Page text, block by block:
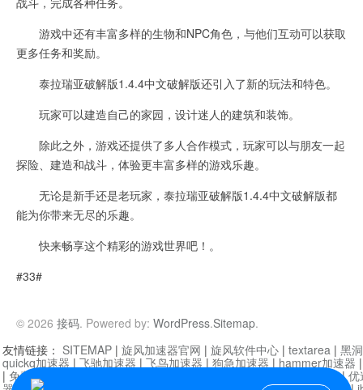
游戏中还有丰富多样的生物和NPC角色，与他们互动可以获取
更多任务和奖励。
泰拉瑞亚破解版1.4.4中文破解版还引入了新的玩法和特色。
玩家可以建造自己的家园，设计迷人的建筑和装饰。
除此之外，游戏还提供了多人合作模式，玩家可以与朋友一起
探险、建造和战斗，体验更丰富多样的游戏乐趣。
无论是新手还是老玩家，泰拉瑞亚破解版1.4.4中文破解版都
能为你带来无尽的乐趣。
快来畅享这个精彩的游戏世界吧！。
#33#
© 2026 接码. Powered by: WordPress.Sitemap.
友情链接： SITEMAP | 旋风加速器官网 | 旋风软件中心 | textarea | 黑
quickq加速器 | 飞驰加速器 | 飞鸟加速器 | 狗急加速器 | hammer加速器
| 免费vqn加速外网 迷雾通|优